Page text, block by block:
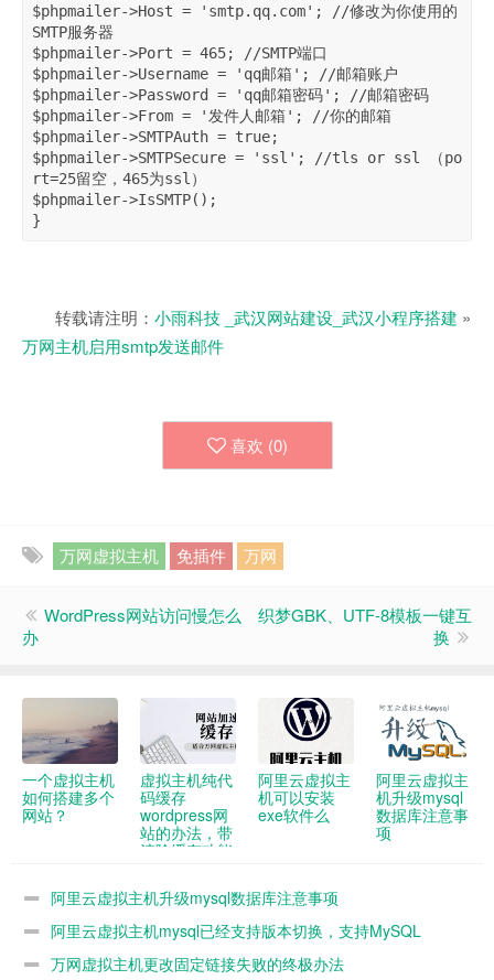
$phpmailer->Host = 'smtp.qq.com'; //修改为你使用的
SMTP服务器
$phpmailer->Port = 465; //SMTP端口
$phpmailer->Username = 'qq邮箱'; //邮箱账户
$phpmailer->Password = 'qq邮箱密码'; //邮箱密码
$phpmailer->From = '发件人邮箱'; //你的邮箱
$phpmailer->SMTPAuth = true;
$phpmailer->SMTPSecure = 'ssl'; //tls or ssl （po
rt=25留空，465为ssl）
$phpmailer->IsSMTP();
}
转载请注明： 小雨科技 _武汉网站建设_武汉小程序搭建 »
万网主机启用smtp发送邮件
喜欢 (0)
万网虚拟主机 免插件 万网
WordPress网站访问慢怎么
办
织梦GBK、UTF-8模板一键互
换
一个虚拟主机
如何搭建多个
网站？
虚拟主机纯代
码缓存
wordpress网
站的办法，带
清除缓存功能
阿里云虚拟主
机可以安装
exe软件么
阿里云虚拟主
机升级mysql
数据库注意事
项
阿里云虚拟主机升级mysql数据库注意事项
阿里云虚拟主机mysql已经支持版本切换，支持MySQL
5.7.25万网虚拟主机更改固定链接失败的终极办法